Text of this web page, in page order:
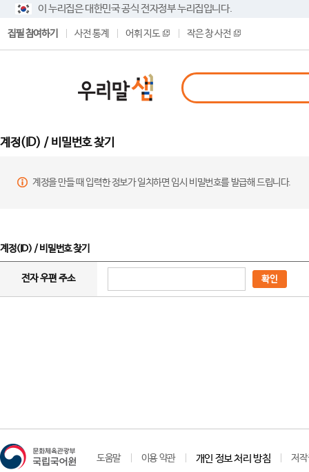
이 누리집은 대한민국 공식 전자정부 누리집입니다.
집필 참여하기 사전 통계 어휘 지도 작은 창 사전
계정(ID) / 비밀번호 찾기
계정을 만들 때 입력한 정보가 일치하면 임시 비밀번호를 발급해 드립니다.
계정(ID) / 비밀번호 찾기
전자 우편 주소 확인
도움말 이용 약관 개인 정보 처리 방침 저